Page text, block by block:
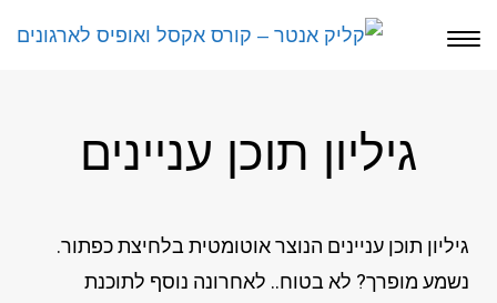
תפריט
גיליון תוכן עניינים
גיליון תוכן עניינים הנוצר אוטומטית בלחיצת כפתור.
נשמע מופרך? לא בטוח.. לאחרונה נוסף לתוכנת